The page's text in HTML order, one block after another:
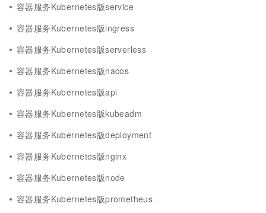
容器服务Kubernetes版service
容器服务Kubernetes版ingress
容器服务Kubernetes版serverless
容器服务Kubernetes版nacos
容器服务Kubernetes版api
容器服务Kubernetes版kubeadm
容器服务Kubernetes版deployment
容器服务Kubernetes版nginx
容器服务Kubernetes版node
容器服务Kubernetes版prometheus